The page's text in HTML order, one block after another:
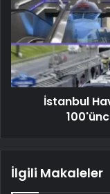
İstanbul
İlgili Makaleler